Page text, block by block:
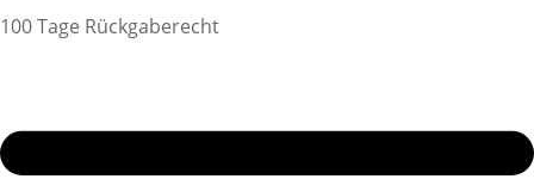
100 Tage Rückgaberecht